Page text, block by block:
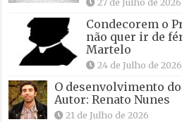
Condecorem o
não quer ir de
Martelo
24 de Julho de 2026
O desenvolvimento
Autor: Renato Nunes
21 de Julho de 2026